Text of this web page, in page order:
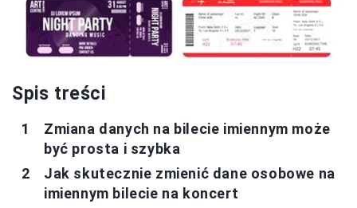
Spis treści
Zmiana danych na bilecie imiennym może
być prosta i szybka
Jak skutecznie zmienić dane osobowe na
imiennym bilecie na koncert